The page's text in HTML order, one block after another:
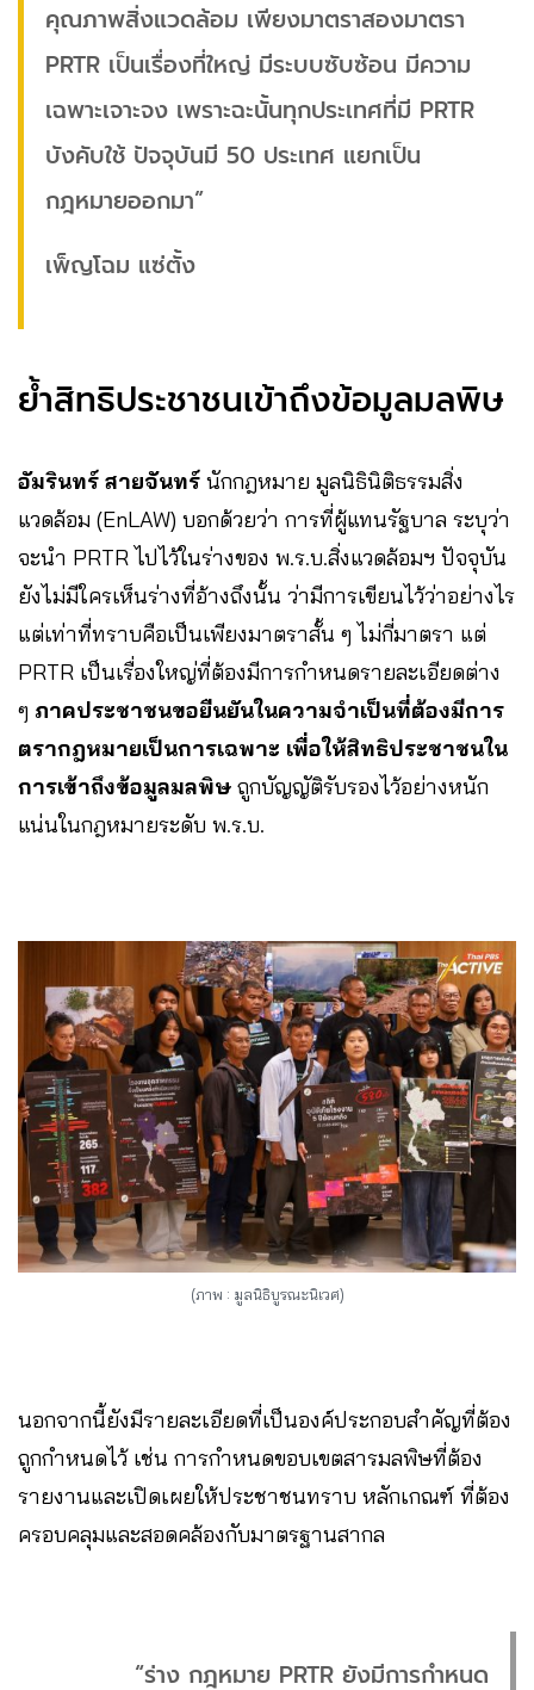
คุณภาพสิ่งแวดล้อม เพียงมาตราสองมาตรา
PRTR เป็นเรื่องที่ใหญ่ มีระบบซับซ้อน มีความ
เฉพาะเจาะจง เพราะฉะนั้นทุกประเทศที่มี PRTR
บังคับใช้ ปัจจุบันมี 50 ประเทศ แยกเป็น
กฎหมายออกมา”
เพ็ญโฉม แซ่ตั้ง
ย้ำสิทธิประชาชนเข้าถึงข้อมูลมลพิษ
อัมรินทร์ สายจันทร์ นักกฎหมาย มูลนิธินิติธรรมสิ่ง
แวดล้อม (EnLAW) บอกด้วยว่า การที่ผู้แทนรัฐบาล ระบุว่า
จะนำ PRTR ไปไว้ในร่างของ พ.ร.บ.สิ่งแวดล้อมฯ ปัจจุบัน
ยังไม่มีใครเห็นร่างที่อ้างถึงนั้น ว่ามีการเขียนไว้ว่าอย่างไร
แต่เท่าที่ทราบคือเป็นเพียงมาตราสั้น ๆ ไม่กี่มาตรา แต่
PRTR เป็นเรื่องใหญ่ที่ต้องมีการกำหนดรายละเอียดต่าง
ๆ ภาคประชาชนขอยืนยันในความจำเป็นที่ต้องมีการ
ตรากฎหมายเป็นการเฉพาะ เพื่อให้สิทธิประชาชนใน
การเข้าถึงข้อมูลมลพิษ ถูกบัญญัติรับรองไว้อย่างหนัก
แน่นในกฎหมายระดับ พ.ร.บ.
(ภาพ : มูลนิธิบูรณะนิเวศ)
นอกจากนี้ยังมีรายละเอียดที่เป็นองค์ประกอบสำคัญที่ต้อง
ถูกกำหนดไว้ เช่น การกำหนดขอบเขตสารมลพิษที่ต้อง
รายงานและเปิดเผยให้ประชาชนทราบ หลักเกณฑ์ ที่ต้อง
ครอบคลุมและสอดคล้องกับมาตรฐานสากล
“ร่าง กฎหมาย PRTR ยังมีการกำหนด